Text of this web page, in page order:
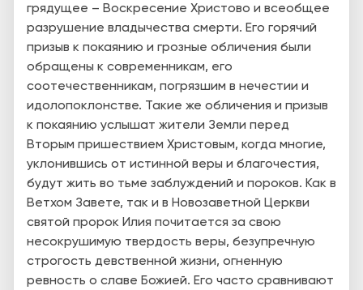
грядущее – Воскресение Христово и всеобщее
разрушение владычества смерти. Его горячий
призыв к покаянию и грозные обличения были
обращены к современникам, его
соотечественникам, погрязшим в нечестии и
идолопоклонстве. Такие же обличения и призыв
к покаянию услышат жители Земли перед
Вторым пришествием Христовым, когда многие,
уклонившись от истинной веры и благочестия,
будут жить во тьме заблуждений и пороков. Как в
Ветхом Завете, так и в Новозаветной Церкви
святой пророк Илия почитается за свою
несокрушимую твердость веры, безупречную
строгость девственной жизни, огненную
ревность о славе Божией. Его часто сравнивают